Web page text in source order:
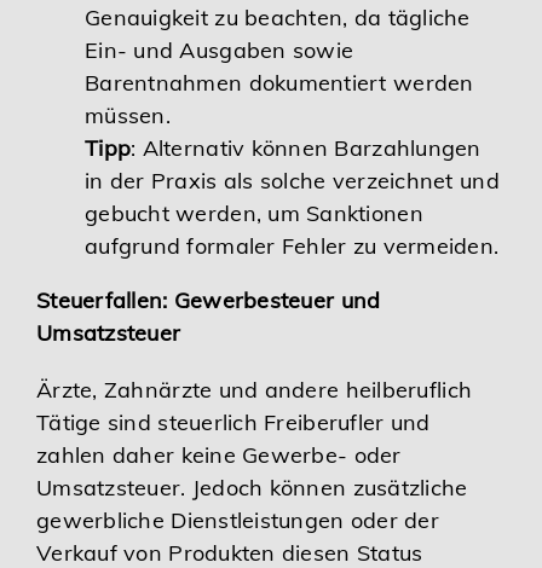
Genauigkeit zu beachten, da tägliche
Ein- und Ausgaben sowie
Barentnahmen dokumentiert werden
müssen.
Tipp: Alternativ können Barzahlungen
in der Praxis als solche verzeichnet und
gebucht werden, um Sanktionen
aufgrund formaler Fehler zu vermeiden.
Steuerfallen: Gewerbesteuer und
Umsatzsteuer
Ärzte, Zahnärzte und andere heilberuflich
Tätige sind steuerlich Freiberufler und
zahlen daher keine Gewerbe- oder
Umsatzsteuer. Jedoch können zusätzliche
gewerbliche Dienstleistungen oder der
Verkauf von Produkten diesen Status